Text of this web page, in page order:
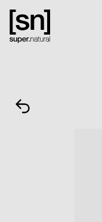
springen